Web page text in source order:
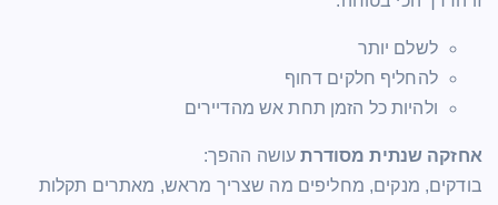
לשלם יותר
להחליף חלקים דחוף
ולהיות כל הזמן תחת אש מהדיירים
אחזקה שנתית מסודרתעושה ההפך:
בודקים, מנקים, מחליפים מה שצריך מראש, מאתרים תקלות